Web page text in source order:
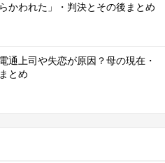
かわれた」・判決とその後まとめ
通上司や失恋が原因？母の現在・
とめ